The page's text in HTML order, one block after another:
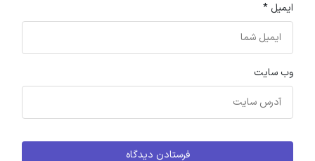
ایمیل *
وب‌ سایت